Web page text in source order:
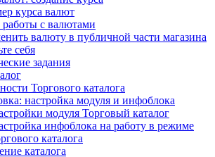
курса валют
с валютами
валюту в публичной части магазина
себя
задания
Торгового каталога
настройка модуля и инфоблока
модуля Торговый каталог
инфоблока на работу в режиме
каталога
каталога